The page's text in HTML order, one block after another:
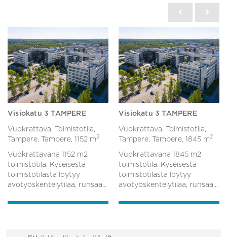
Visiokatu 3 TAMPERE
Vuokrattava, Toimistotila,
Tampere, Tampere, 1152 m2
Vuokrattavana 1152 m2
toimistotila. Kyseisestä
toimistotilasta löytyy
avotyöskentelytilaa, runsaa...
Visiokatu 3 TAMPERE
Vuokrattava, Toimistotila,
Tampere, Tampere, 1845 m2
Vuokrattavana 1845 m2
toimistotila. Kyseisestä
toimistotilasta löytyy
avotyöskentelytilaa, runsaa...